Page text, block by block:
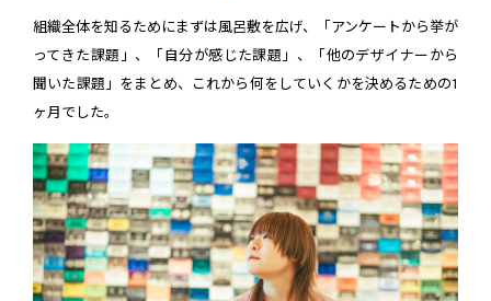
組織全体を知るためにまずは風呂敷を広げ、「アンケートから挙が
ってきた課題」、「自分が感じた課題」、「他のデザイナーから
聞いた課題」をまとめ、これから何をしていくかを決めるための1
ヶ月でした。